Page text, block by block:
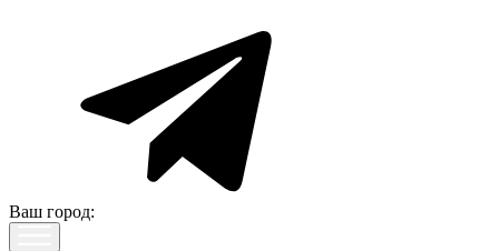
Ваш город: